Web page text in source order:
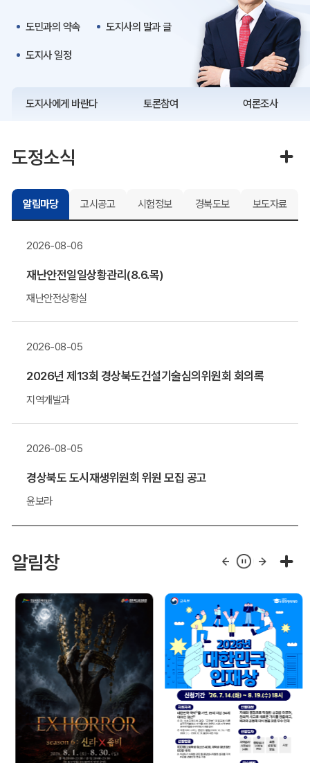
정보공개
도민과의 약속 도지사의 말과 글
도지사 일정
도지사에게 바란다 토론참여 여론조사
도정소식
알림마당 고시공고 시험정보 경북도보 보도자료
2026-08-06
재난안전일일상황관리(8.6.목)
재난안전상황실
2026-08-05
2026년 제13회 경상북도건설기술심의위원회 회의록
지역개발과
2026-08-05
경상북도 도시재생위원회 위원 모집 공고
윤보라
알림창